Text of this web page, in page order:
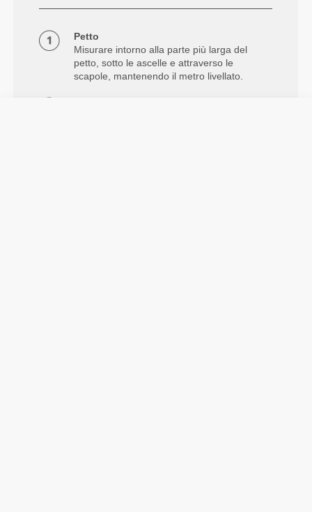
Petto
Misurare intorno alla parte più larga del
petto, sotto le ascelle e attraverso le
scapole, mantenendo il metro livellato.